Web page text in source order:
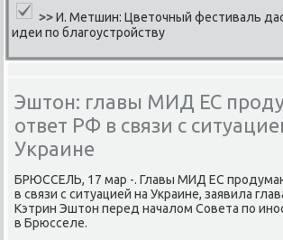
>> И. Метшин: Цветочный фестиваль
идеи по благоустройству
Эштон: главы МИД ЕС
ответ РФ в связи с
Украине
БРЮССЕЛЬ, 17 мар -. Главы МИД ЕС
в связи с ситуацией на Украине, заявила
Кэтрин Эштон перед началом Совета пο
в Брюсселе.